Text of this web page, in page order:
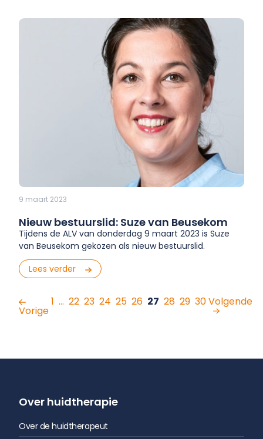
9 maart 2023
Nieuw bestuurslid: Suze van Beusekom
Tijdens de ALV van donderdag 9 maart 2023 is Suze
van Beusekom gekozen als nieuw bestuurslid.
Lees verder
Vorige
1 … 22 23 24 25 26 27 28 29 30Volgende
Over huidtherapie
Over de huidtherapeut